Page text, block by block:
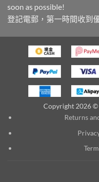
soon as possible!
登記電郵，第一時間收到
Copyright 2026 ©
Returns